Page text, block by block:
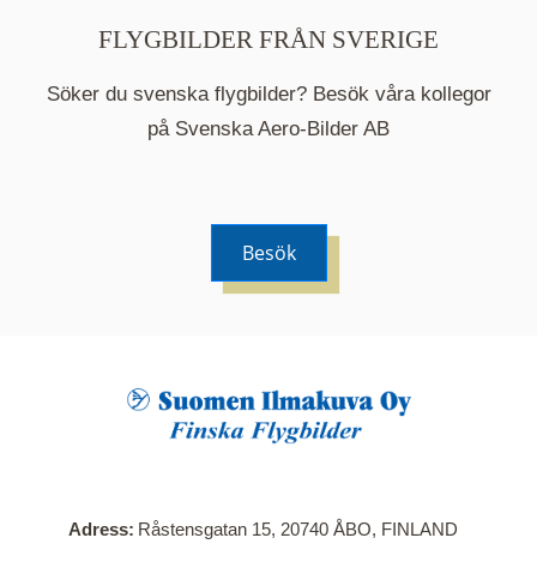
När du klickar på en serie så öppnas en ny flik.
Här visas en karta över bilder med kända
FLYGBILDER FRÅN SVERIGE
Söker du svenska flygbilder? Besök våra kollegor
på Svenska Aero-Bilder AB
Besök
Adress Råstensgatan 15, 20740 ÅBO, FINLAND